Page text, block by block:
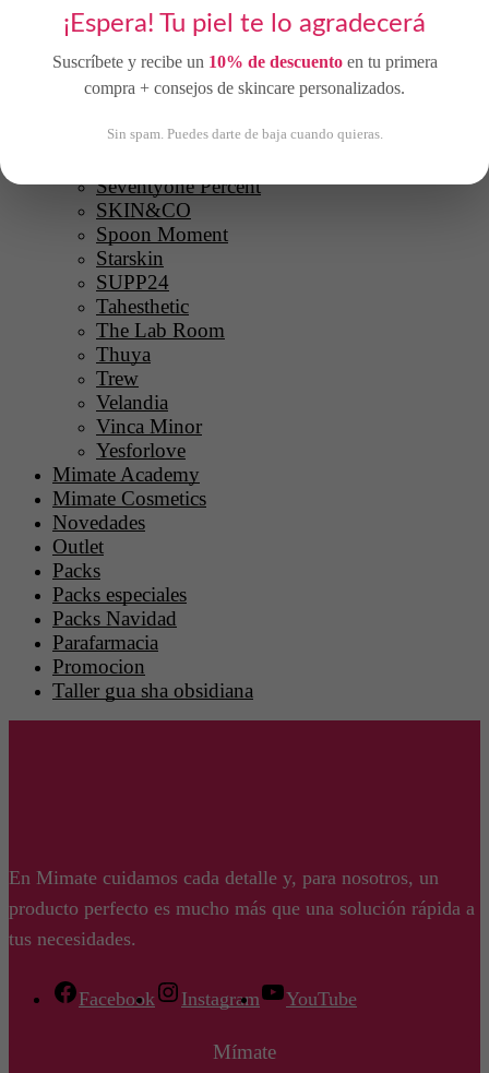
Quiskin
Rare Paris
RASSA
Razzori
SAVONT
Seventyone Percent
SKIN&CO
Spoon Moment
Starskin
SUPP24
Tahesthetic
The Lab Room
Thuya
Trew
Velandia
Vinca Minor
Yesforlove
Mimate Academy
Mimate Cosmetics
Novedades
Outlet
Packs
Packs especiales
Packs Navidad
Parafarmacia
Promocion
Taller gua sha obsidiana
En Mimate cuidamos cada detalle y, para nosotros, un
producto perfecto es mucho más que una solución rápida a
tus necesidades.
Facebook Instagram YouTube
Mímate
¡Espera! Tu piel te lo agradecerá
Suscríbete y recibe un 10% de descuentoen tu primera
compra + consejos de skincare personalizados.
Sin spam. Puedes darte de baja cuando quieras.